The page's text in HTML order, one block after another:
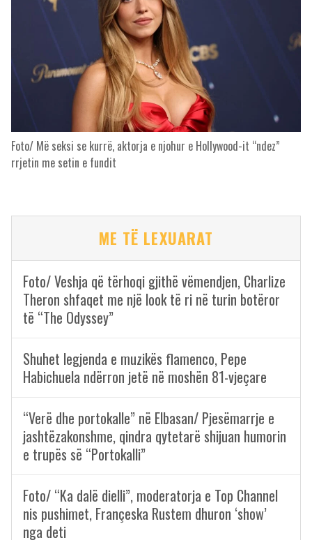
Foto/ Më seksi se kurrë, aktorja e njohur e Hollywood-it “ndez”
rrjetin me setin e fundit
ME TË LEXUARAT
Foto/ Veshja që tërhoqi gjithë vëmendjen, Charlize
Theron shfaqet me një look të ri në turin botëror
të “The Odyssey”
Shuhet legjenda e muzikës flamenco, Pepe
Habichuela ndërron jetë në moshën 81-vjeçare
“Verë dhe portokalle” në Elbasan/ Pjesëmarrje e
jashtëzakonshme, qindra qytetarë shijuan humorin
e trupës së “Portokalli”
Foto/ “Ka dalë dielli”, moderatorja e Top Channel
nis pushimet, Françeska Rustem dhuron ‘show’
nga deti